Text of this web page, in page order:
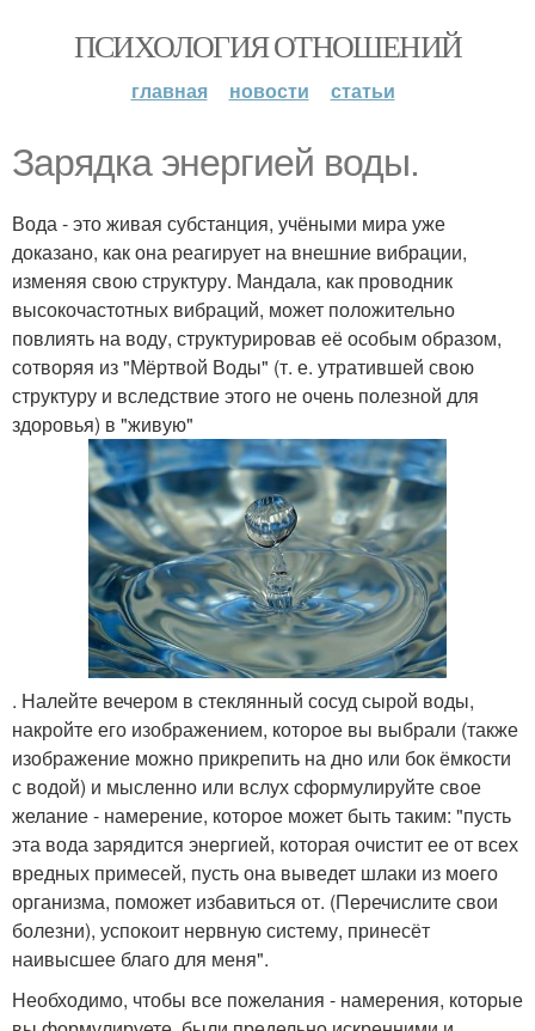
ПСИХОЛОГИЯ ОТНОШЕНИЙ
главная новости статьи
Зарядка энергией воды.
Вода - это живая субстанция, учёными мира уже
доказано, как она реагирует на внешние вибрации,
изменяя свою структуру. Мандала, как проводник
высокочастотных вибраций, может положительно
повлиять на воду, структурировав её особым образом,
сотворяя из "Мёртвой Воды" (т. е. утратившей свою
структуру и вследствие этого не очень полезной для
здоровья) в "живую"
. Налейте вечером в стеклянный сосуд сырой воды,
накройте его изображением, которое вы выбрали (также
изображение можно прикрепить на дно или бок ёмкости
с водой) и мысленно или вслух сформулируйте свое
желание - намерение, которое может быть таким: "пусть
эта вода зарядится энергией, которая очистит ее от всех
вредных примесей, пусть она выведет шлаки из моего
организма, поможет избавиться от. (Перечислите свои
болезни), успокоит нервную систему, принесёт
наивысшее благо для меня".
Необходимо, чтобы все пожелания - намерения, которые